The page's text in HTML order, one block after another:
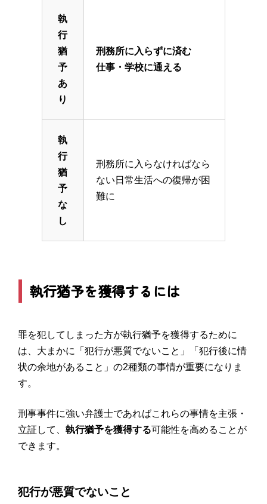
執
行
猶
予
あ
り
刑務所に入らずに済む
仕事・学校に通える
執
行
猶
予
な
し
刑務所に入らなければなら
ない日常生活への復帰が困
難に
執行猶予を獲得するには
罪を犯してしまった方が執行猶予を獲得するために
は、大まかに「犯行が悪質でないこと」「犯行後に情
状の余地があること」の2種類の事情が重要になりま
す。
刑事事件に強い弁護士であればこれらの事情を主張・
立証して、 執行猶予を獲得する可能性を高めることが
できます。
犯行が悪質でないこと